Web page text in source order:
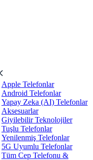
Apple Telefonlar
Android Telefonlar
Yapay Zeka (AI) Telefonlar
Aksesuarlar
Giyilebilir Teknolojiler
Tuşlu Telefonlar
Yenilenmiş Telefonlar
5G Uyumlu Telefonlar
Tüm Cep Telefonu &